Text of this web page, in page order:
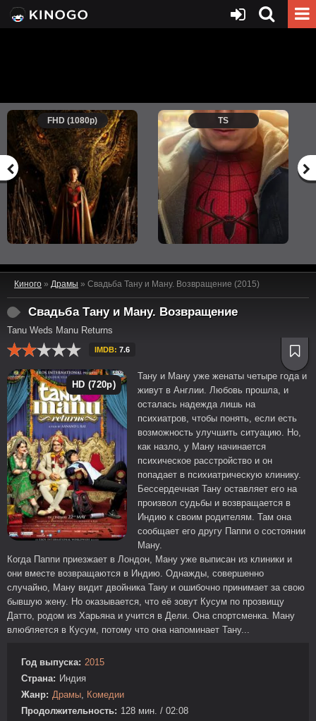
FHD (1080p) TS
Киного » Драмы » Свадьба Тану и Ману. Возвращение (2015)
Свадьба Тану и Ману. Возвращение
Tanu Weds Manu Returns
IMDB: 7.6
HD (720p)
Тану и Ману уже женаты четыре года и
живут в Англии. Любовь прошла, и
осталась надежда лишь на
психиатров, чтобы понять, если есть
возможность улучшить ситуацию. Но,
как назло, у Ману начинается
психическое расстройство и он
попадает в психиатрическую клинику.
Бессердечная Тану оставляет его на
произвол судьбы и возвращается в
Индию к своим родителям. Там она
сообщает его другу Паппи о состоянии
Ману.
Когда Паппи приезжает в Лондон, Ману уже выписан из клиники и
они вместе возвращаются в Индию. Однажды, совершенно
случайно, Ману видит двойника Тану и ошибочно принимает за свою
бывшую жену. Но оказывается, что её зовут Кусум по прозвищу
Датто, родом из Харьяна и учится в Дели. Она спортсменка. Ману
влюбляется в Кусум, потому что она напоминает Тану...
Год выпуска: 2015
Страна: Индия
Жанр: Драмы, Комедии
Продолжительность: 128 мин. / 02:08